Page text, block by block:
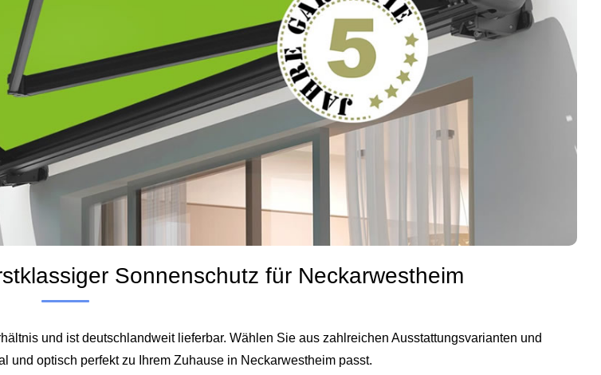
Sonnenschutz für Neckarwestheim
und ist deutschlandweit lieferbar. Wählen Sie aus zahlreichen Ausstattungsvarianten und
und optisch perfekt zu Ihrem Zuhause in Neckarwestheim passt.